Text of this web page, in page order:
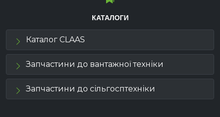
КАТАЛОГИ
Каталог CLAAS
Запчастини до вантажної техніки
Запчастини до сільгосптехніки